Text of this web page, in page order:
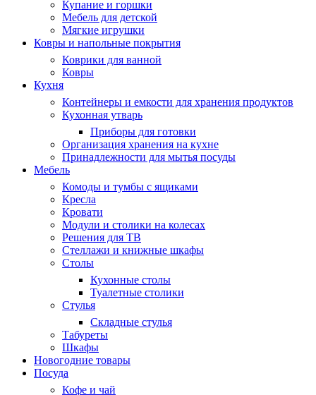
Купание и горшки
Мебель для детской
Мягкие игрушки
Ковры и напольные покрытия
Коврики для ванной
Ковры
Кухня
Контейнеры и емкости для хранения продуктов
Кухонная утварь
Приборы для готовки
Организация хранения на кухне
Принадлежности для мытья посуды
Мебель
Комоды и тумбы с ящиками
Кресла
Кровати
Модули и столики на колесах
Решения для ТВ
Стеллажи и книжные шкафы
Столы
Кухонные столы
Туалетные столики
Стулья
Складные стулья
Табуреты
Шкафы
Новогодние товары
Посуда
Кофе и чай